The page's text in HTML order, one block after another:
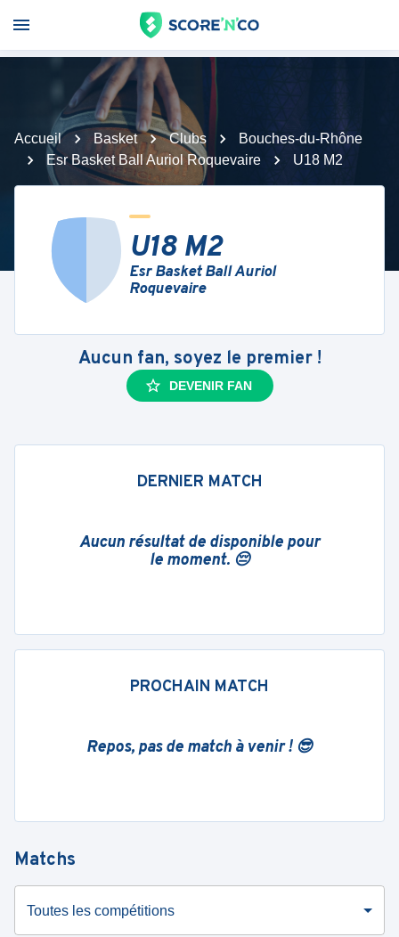
Accueil Basket Clubs
Bouches-du-Rhône
Esr Basket Ball Auriol Roquevaire
U18 M2
U18 M2
Esr Basket Ball Auriol
Roquevaire
Aucun fan, soyez le premier !
DEVENIR FAN
DERNIER MATCH
Aucun résultat de disponible pour
le moment. 😔
PROCHAIN MATCH
Repos, pas de match à venir ! 😎
Matchs
Toutes les compétitions